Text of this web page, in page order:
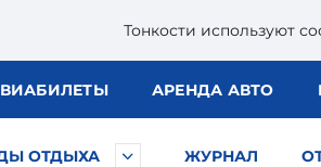
Тонкости используют
БИЛЕТЫ АРЕНДА АВТО
ОТДЫХА ЖУРНАЛ